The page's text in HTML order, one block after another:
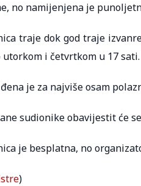
no namijenjena je
traje dok god traje
i četvrtkom u 17 sati.
je za najviše osam
sudionike obavijestit će
je besplatna, no
)